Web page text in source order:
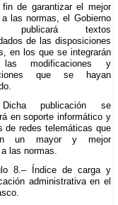
fin de garantizar el mejor
las normas, el Gobierno
publicará textos
de las disposiciones
en los que se integrarán
modificaciones y
que se hayan
publicación se
en soporte informático y
de redes telemáticas que
un mayor y mejor
las normas.
8.– Índice de carga y
administrativa en el